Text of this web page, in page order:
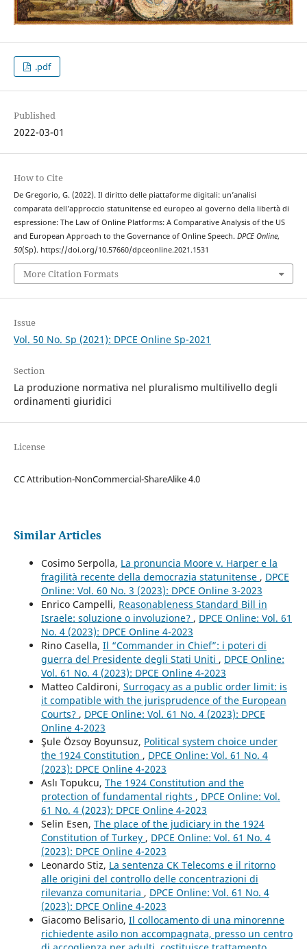
.pdf
Published
2022-03-01
How to Cite
De Gregorio, G. (2022). Il diritto delle piattaforme digitali: un’analisi
comparata dell’approccio statunitense ed europeo al governo della libertà di
espressione: The Law of Online Platforms: A Comparative Analysis of the US
and European Approach to the Governance of Online Speech. DPCE Online,
50(Sp). https://doi.org/10.57660/dpceonline.2021.1531
More Citation Formats
Issue
Vol. 50 No. Sp (2021): DPCE Online Sp-2021
Section
La produzione normativa nel pluralismo multilivello degli
ordinamenti giuridici
License
CC Attribution-NonCommercial-ShareAlike 4.0
Similar Articles
Cosimo Serpolla, La pronuncia Moore v. Harper e la
fragilità recente della democrazia statunitense , DPCE
Online: Vol. 60 No. 3 (2023): DPCE Online 3-2023
Enrico Campelli, Reasonableness Standard Bill in
Israele: soluzione o involuzione? , DPCE Online: Vol. 61
No. 4 (2023): DPCE Online 4-2023
Rino Casella, Il “Commander in Chief”: i poteri di
guerra del Presidente degli Stati Uniti , DPCE Online:
Vol. 61 No. 4 (2023): DPCE Online 4-2023
Matteo Caldironi, Surrogacy as a public order limit: is
it compatible with the jurisprudence of the European
Courts? , DPCE Online: Vol. 61 No. 4 (2023): DPCE
Online 4-2023
Şule Özsoy Boyunsuz, Political system choice under
the 1924 Constitution , DPCE Online: Vol. 61 No. 4
(2023): DPCE Online 4-2023
Aslı Topukcu, The 1924 Constitution and the
protection of fundamental rights , DPCE Online: Vol.
61 No. 4 (2023): DPCE Online 4-2023
Selin Esen, The place of the judiciary in the 1924
Constitution of Turkey , DPCE Online: Vol. 61 No. 4
(2023): DPCE Online 4-2023
Leonardo Stiz, La sentenza CK Telecoms e il ritorno
alle origini del controllo delle concentrazioni di
rilevanza comunitaria , DPCE Online: Vol. 61 No. 4
(2023): DPCE Online 4-2023
Giacomo Belisario, Il collocamento di una minorenne
richiedente asilo non accompagnata, presso un centro